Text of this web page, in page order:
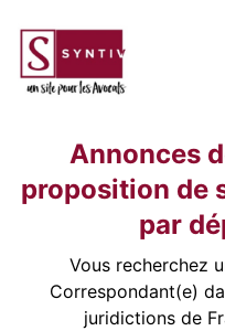
Annonces
proposition de
par
Vous recherchez
Correspondant(e)
juridictions de